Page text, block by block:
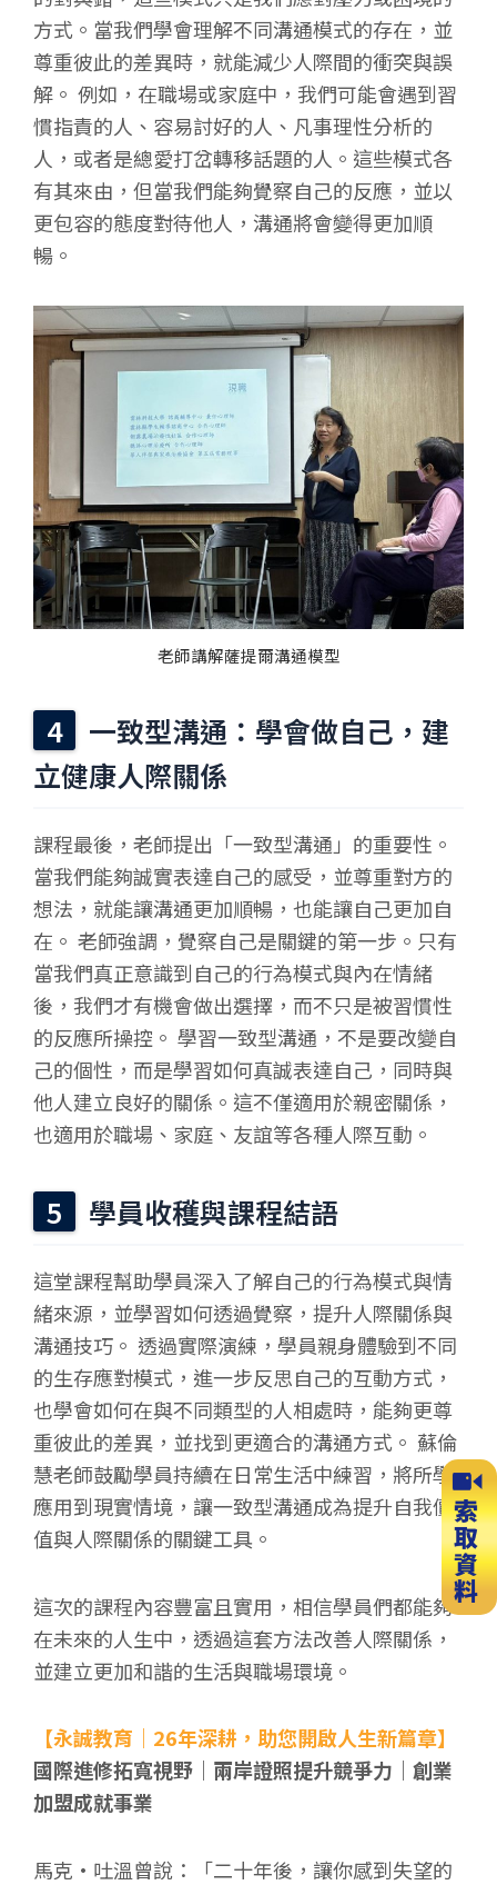
方式。當我們學會理解不同溝通模式的存在，並
尊重彼此的差異時，就能減少人際間的衝突與誤
解。 例如，在職場或家庭中，我們可能會遇到習
慣指責的人、容易討好的人、凡事理性分析的
人，或者是總愛打岔轉移話題的人。這些模式各
有其來由，但當我們能夠覺察自己的反應，並以
更包容的態度對待他人，溝通將會變得更加順
暢。
老師講解薩提爾溝通模型
一致型溝通：學會做自己，建
立健康人際關係
課程最後，老師提出「一致型溝通」的重要性。
當我們能夠誠實表達自己的感受，並尊重對方的
想法，就能讓溝通更加順暢，也能讓自己更加自
在。 老師強調，覺察自己是關鍵的第一步。只有
當我們真正意識到自己的行為模式與內在情緒
後，我們才有機會做出選擇，而不只是被習慣性
的反應所操控。 學習一致型溝通，不是要改變自
己的個性，而是學習如何真誠表達自己，同時與
他人建立良好的關係。這不僅適用於親密關係，
也適用於職場、家庭、友誼等各種人際互動。
學員收穫與課程結語
這堂課程幫助學員深入了解自己的行為模式與情
緒來源，並學習如何透過覺察，提升人際關係與
溝通技巧。 透過實際演練，學員親身體驗到不同
的生存應對模式，進一步反思自己的互動方式，
也學會如何在與不同類型的人相處時，能夠更尊
重彼此的差異，並找到更適合的溝通方式。 蘇倫
慧老師鼓勵學員持續在日常生活中練習，將所學
應用到現實情境，讓一致型溝通成為提升自我價
值與人際關係的關鍵工具。
這次的課程內容豐富且實用，相信學員們都能夠
在未來的人生中，透過這套方法改善人際關係，
並建立更加和諧的生活與職場環境。
【永誠教育｜26年深耕，助您開啟人生新篇章】
國際進修拓寬視野｜兩岸證照提升競爭力｜創業
加盟成就事業
馬克·吐溫曾說：「二十年後，讓你感到失望的